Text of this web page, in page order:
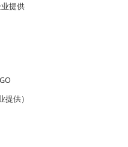
提供
提供）